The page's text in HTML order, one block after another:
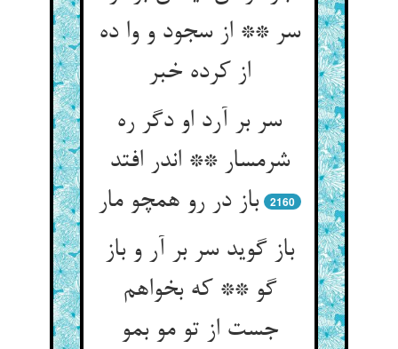
سر ** از سجود و وا ده
از کرده خبر
سر بر آرد او دگر ره
شرمسار ** اندر افتد
باز در رو همچو مار
2160
باز گوید سر بر آر و باز
گو ** که بخواهم
جست از تو مو بمو